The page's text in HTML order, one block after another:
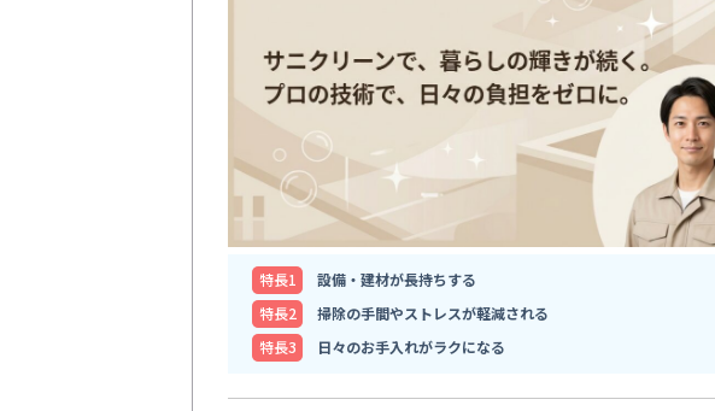
特⻑1
設備・建材が長持ちする
特⻑2
掃除の手間やストレスが軽減される
特⻑3
日々のお手入れがラクになる